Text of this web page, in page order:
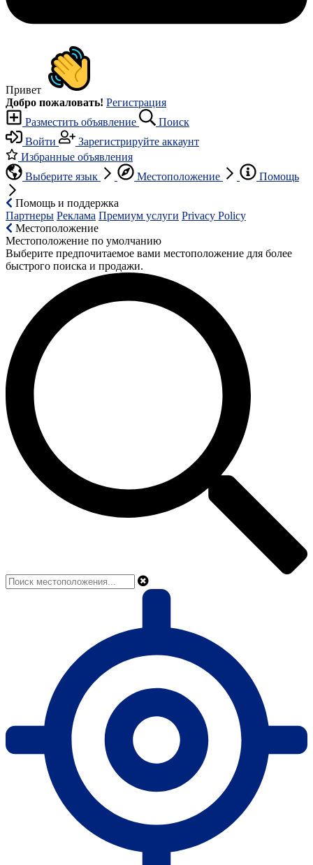
Привет
Добро пожаловать! Регистрация
Разместить объявление
Поиск
Войти
Зарегистрируйте аккаунт
Избранные объявления
Выберите язык
Местоположение Помощь
Помощь и поддержка
Партнеры Реклама Премиум услуги Privacy Policy
Местоположение
Местоположение по умолчанию
Выберите предпочитаемое вами местоположение для более
быстрого поиска и продажи.